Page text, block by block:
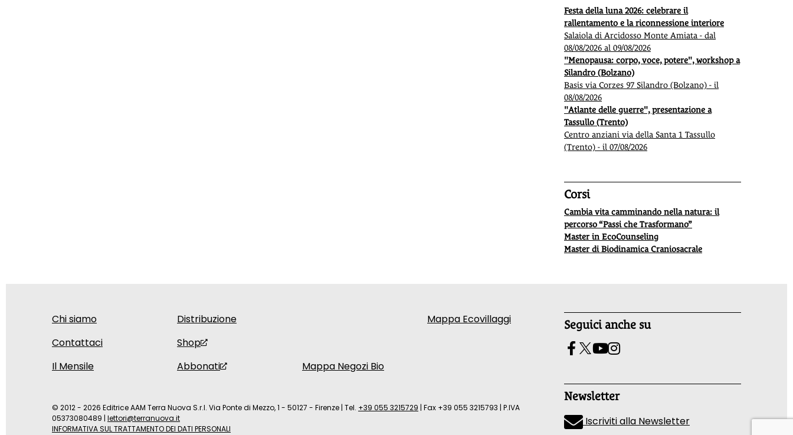
Festa della luna 2026: celebrare il
rallentamento e la riconnessione interiore
Salaiola di Arcidosso Monte Amiata - dal
08/08/2026 al 09/08/2026
"Menopausa: corpo, voce, potere", workshop a
Silandro (Bolzano)
Basis via Corzes 97 Silandro (Bolzano) - il
08/08/2026
"Atlante delle guerre", presentazione a
Tassullo (Trento)
Centro anziani via della Santa 1 Tassullo
(Trento) - il 07/08/2026
Corsi
Cambia vita camminando nella natura: il
percorso “Passi che Trasformano”
Master in EcoCounseling
Master di Biodinamica Craniosacrale
Chi siamo
Contattaci
Il Mensile
Distribuzione
Shop
Abbonati
Mappa Negozi Bio
Mappa Ecovillaggi Seguici anche su
Newsletter
Iscriviti alla Newsletter
© 2012 - 2026 Editrice AAM Terra Nuova S.r.l. Via Ponte di Mezzo, 1 - 50127 - Firenze | Tel. +39 055 3215729 | Fax +39 055 3215793 | P.IVA
05373080489 | lettori@terranuova.it
INFORMATIVA SUL TRATTAMENTO DEI DATI PERSONALI